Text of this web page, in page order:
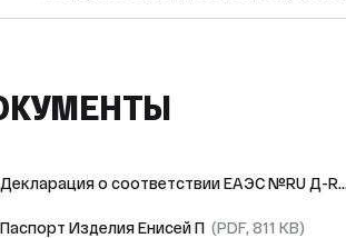
Декларация о соответствии
Паспорт Изделия Енисей П (PDF, 811 KB)